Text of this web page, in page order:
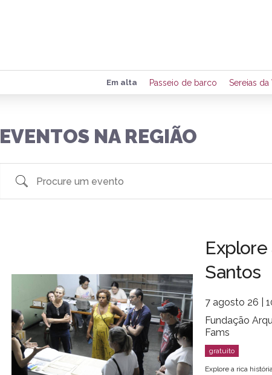
Preencha
de eventos e
Em alta Passeio de barco Sereias da
EVENTOS NA REGIÃO
Procure um evento
Santos
7 agosto 26 |
Fundação
Fams
Explore a rica